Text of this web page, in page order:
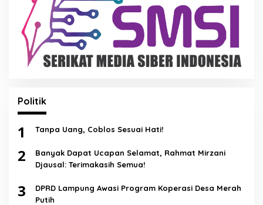
Politik
1 Tanpa Uang, Coblos Sesuai Hati!
2
Banyak Dapat Ucapan Selamat, Rahmat Mirzani
Djausal: Terimakasih Semua!
3
DPRD Lampung Awasi Program Koperasi Desa Merah
Putih